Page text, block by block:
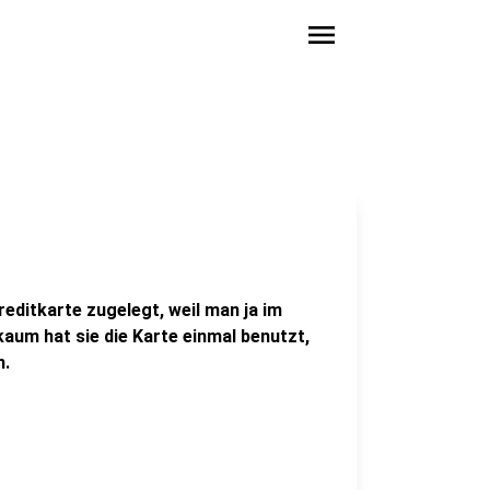
menu
zugelegt, weil man ja im
hat sie die Karte einmal benutzt,